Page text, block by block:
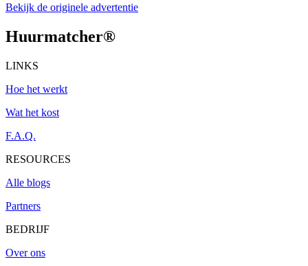
Bekijk de originele advertentie
Huurmatcher®
LINKS
Hoe het werkt
Wat het kost
F.A.Q.
RESOURCES
Alle blogs
Partners
BEDRIJF
Over ons